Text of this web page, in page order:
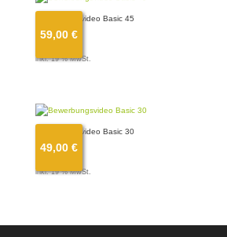
59,00 €
Bewerbungsvideo Basic 45
59,00€
inkl. 19 % MwSt.
49,00 €
Bewerbungsvideo Basic 30
49,00€
inkl. 19 % MwSt.